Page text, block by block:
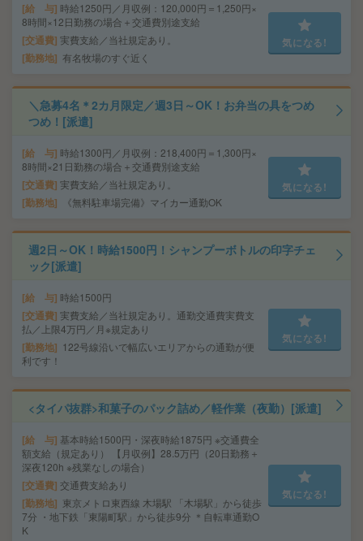
給 与 時給1250円／月収例：120,000円＝1,250円×
8時間×12日勤務の場合＋交通費別途支給
交通費 実費支給／当社規定あり。
勤務地 有名牧場のすぐ近く
気になる!
＼急募4名＊2カ月限定／週3日～OK！お弁当の具をつめ
つめ！[派遣]
給 与 時給1300円／月収例：218,400円＝1,300円×
8時間×21日勤務の場合＋交通費別途支給
交通費 実費支給／当社規定あり。
勤務地 《無料駐車場完備》マイカー通勤OK
気になる!
週2日～OK！時給1500円！シャンプーボトルの印字チェ
ック[派遣]
給 与 時給1500円
交通費 実費支給／当社規定あり。通勤交通費実費支
払／上限4万円／月※規定あり
勤務地
122号線沿いで幅広いエリアからの通勤が便
利です！
気になる!
<タイパ抜群>和菓子のパック詰め／軽作業（夜勤）[派遣]
給 与 基本時給1500円・深夜時給1875円 ※交通費全
額支給（規定あり） 【月収例】28.5万円（20日勤務＋
深夜120h ※残業なしの場合）
交通費 交通費支給あり
勤務地
東京メトロ東西線 木場駅 「木場駅」から徒歩
7分 ・地下鉄「東陽町駅」から徒歩9分 ＊自転車通勤O
K
気になる!